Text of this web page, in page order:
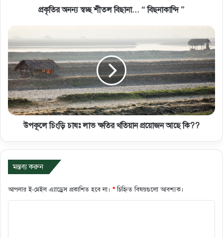
প্রকৃতির অনন্য স্বচ্ছ শীতল বিছানা... “ বিছনাকান্দি ”
উপকূলে চিংড়ি চাষঃ লাভ ক্ষতির খতিয়ান প্রয়োজন আছে কি??
মন্তব্য করুন
আপনার ই-মেইল এ্যাড্রেস প্রকাশিত হবে না। *চিহ্নিত বিষয়গুলো আবশ্যক।